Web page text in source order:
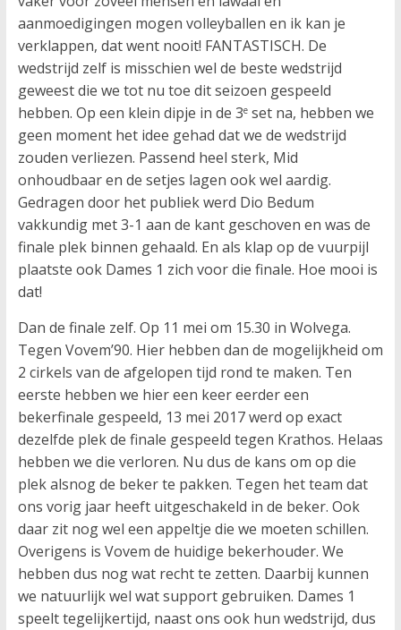
aanmoedigingen mogen volleyballen en ik kan je
verklappen, dat went nooit! FANTASTISCH. De
wedstrijd zelf is misschien wel de beste wedstrijd
geweest die we tot nu toe dit seizoen gespeeld
hebben. Op een klein dipje in de 3eset na, hebben we
geen moment het idee gehad dat we de wedstrijd
zouden verliezen. Passend heel sterk, Mid
onhoudbaar en de setjes lagen ook wel aardig.
Gedragen door het publiek werd Dio Bedum
vakkundig met 3-1 aan de kant geschoven en was de
finale plek binnen gehaald. En als klap op de vuurpijl
plaatste ook Dames 1 zich voor die finale. Hoe mooi is
dat!
Dan de finale zelf. Op 11 mei om 15.30 in Wolvega.
Tegen Vovem’90. Hier hebben dan de mogelijkheid om
2 cirkels van de afgelopen tijd rond te maken. Ten
eerste hebben we hier een keer eerder een
bekerfinale gespeeld, 13 mei 2017 werd op exact
dezelfde plek de finale gespeeld tegen Krathos. Helaas
hebben we die verloren. Nu dus de kans om op die
plek alsnog de beker te pakken. Tegen het team dat
ons vorig jaar heeft uitgeschakeld in de beker. Ook
daar zit nog wel een appeltje die we moeten schillen.
Overigens is Vovem de huidige bekerhouder. We
hebben dus nog wat recht te zetten. Daarbij kunnen
we natuurlijk wel wat support gebruiken. Dames 1
speelt tegelijkertijd, naast ons ook hun wedstrijd, dus